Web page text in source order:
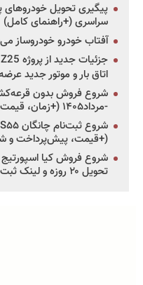
پیگیری تحویل خودروهای
سراسری (+راهنمای کامل)
آفتاب خودرو خودروساز
اتاق بار و موتور جدید
-مرداد۱۴۰۵ (+زمان، قیمت و شرایط فروش)
(+قیمت، پیش‌پرداخت و
تحویل ۲۰ روزه و لینک ثبت‌نام)